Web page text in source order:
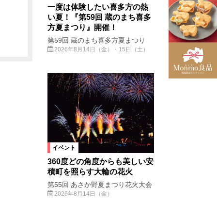
一度は体験したい喜多方の熱
い夏！『第59回 蔵のまち喜多
方夏まつり』開催！
第59回 蔵のまち喜多方夏まつり
2026年8月14日（金）・15日（土）
イベント
360度どの角度からも美しい安
積町を照らす大輪の花火
第55回 あさか野夏まつり花火大会
2026年8月14日（金）